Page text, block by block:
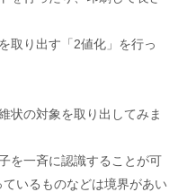
取り出す「2値化」を行っ
状の対象を取り出してみま
を一斉に認識することが可
いるものなどは境界があい